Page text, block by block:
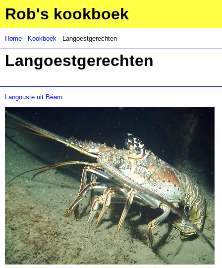
Rob's kookboek
Home - Kookboek - Langoestgerechten
Langoestgerechten
Langouste uit Béarn